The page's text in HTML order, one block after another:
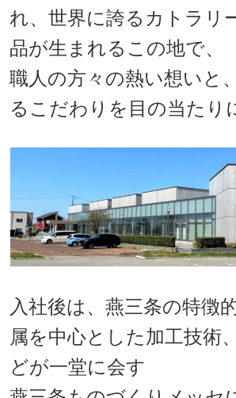
れ、世界に誇るカトラリ
品が生まれるこの地で、
職人の方々の熱い想いと
るこだわりを目の当たり
入社後は、燕三条の特徴
属を中心とした加工技術
どが一堂に会す